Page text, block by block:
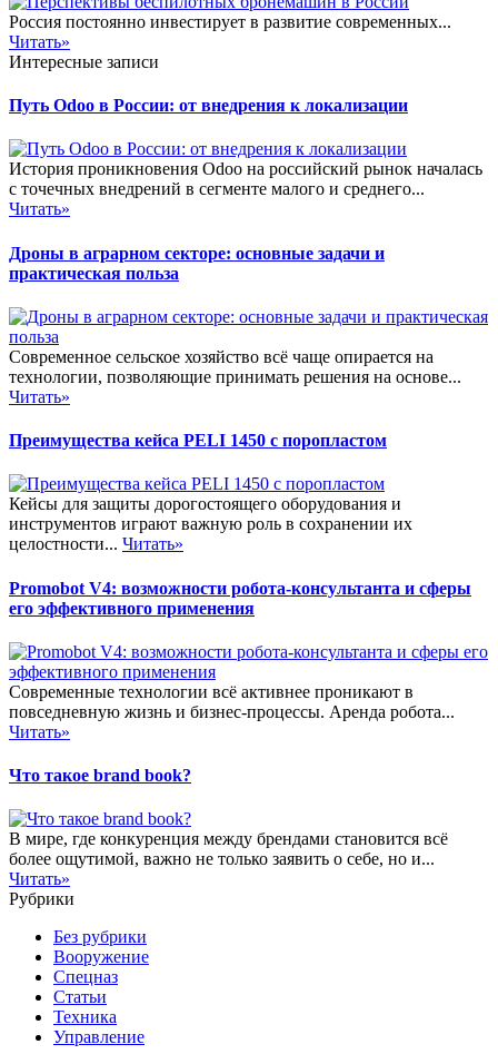
Россия постоянно инвестирует в развитие современных...
Читать»
Интересные записи
Путь Odoo в России: от внедрения к локализации
История проникновения Odoo на российский рынок началась
с точечных внедрений в сегменте малого и среднего...
Читать»
Дроны в аграрном секторе: основные задачи и
практическая польза
Современное сельское хозяйство всё чаще опирается на
технологии, позволяющие принимать решения на основе...
Читать»
Преимущества кейса PELI 1450 с поропластом
Кейсы для защиты дорогостоящего оборудования и
инструментов играют важную роль в сохранении их
целостности... Читать»
Promobot V4: возможности робота-консультанта и сферы
его эффективного применения
Современные технологии всё активнее проникают в
повседневную жизнь и бизнес-процессы. Аренда робота...
Читать»
Что такое brand book?
В мире, где конкуренция между брендами становится всё
более ощутимой, важно не только заявить о себе, но и...
Читать»
Рубрики
Без рубрики
Вооружение
Спецназ
Статьи
Техника
Управление